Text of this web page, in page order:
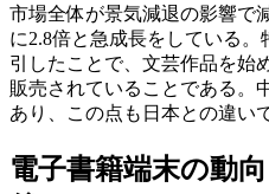
市場全体が景気減退の影響で
に2.8倍と急成長をしている
引したことで、文芸作品を始
販売されていることである。
あり、この点も日本との違い
電子書籍端末の動